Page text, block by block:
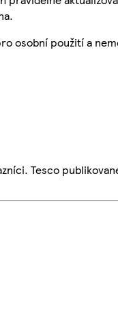
osobní použití a
Tesco